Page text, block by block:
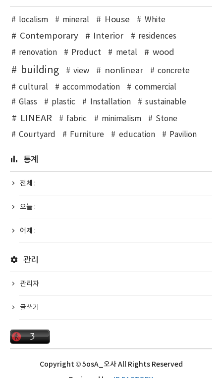
localism mineral House White
Contemporary Interior
residences
renovation
Product metal wood
building view nonlinear
concrete
cultural
accommodation
commercial
Glass
plastic Installation sustainable
LINEAR fabric minimalism
Stone
Courtyard
Furniture education Pavilion
통계
전체 :
오늘 :
어제 :
관리
관리자
글쓰기
Copyright © 5osA_오사 All Rights Reserved